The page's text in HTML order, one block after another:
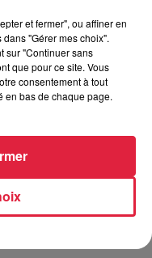
et fermer", ou affiner en
"Gérer mes choix".
sur "Continuer sans
que pour ce site. Vous
consentement à tout
en bas de chaque page.